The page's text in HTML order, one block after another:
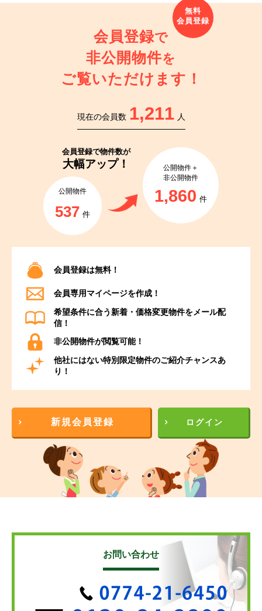
会員登録で
非公開物件を
ご覧いただけます！
現在の会員数 1,211 人
会員登録で物件数が
大幅アップ！
公開物件
537 件
公開物件＋
非公開物件
1,860 件
会員登録は無料！
会員専用マイページを作成！
希望条件に合う新着・価格変更物件をメール配
信！
非公開物件が閲覧可能！
他社にはない特別限定物件のご紹介チャンスあ
り！
新規会員登録 ログイン
お問い合わせ